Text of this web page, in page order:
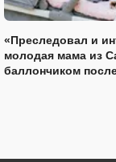
«Преследовал и
молодая мама из
баллончиком